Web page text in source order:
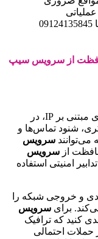
برای اطمینان از امنیت داده‌های خود با 09124135845
از سرویس سیپ
، مانند سایر سرویس‌های مبتنی بر IP، در
شنود تماس‌ها و
سرویس
از سرویس
امنیتی استفاده
و خروجی شبکه را
برای سرویس
کنید که ترافیک
حملات احتمالی